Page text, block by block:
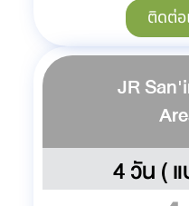
ติดต่อ
JR
4 วัน (